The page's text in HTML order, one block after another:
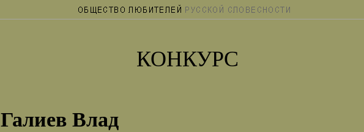
КОНКУРС
Галиев Влад